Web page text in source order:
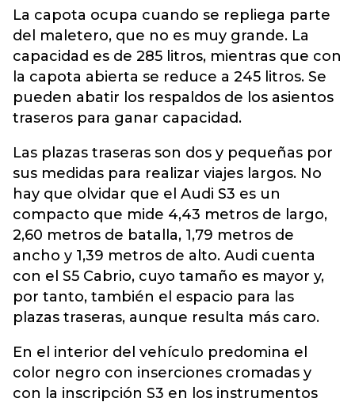
La capota ocupa cuando se repliega parte
del maletero, que no es muy grande. La
capacidad es de 285 litros, mientras que con
la capota abierta se reduce a 245 litros. Se
pueden abatir los respaldos de los asientos
traseros para ganar capacidad.
Las plazas traseras son dos y pequeñas por
sus medidas para realizar viajes largos. No
hay que olvidar que el Audi S3 es un
compacto que mide 4,43 metros de largo,
2,60 metros de batalla, 1,79 metros de
ancho y 1,39 metros de alto. Audi cuenta
con el S5 Cabrio, cuyo tamaño es mayor y,
por tanto, también el espacio para las
plazas traseras, aunque resulta más caro.
En el interior del vehículo predomina el
color negro con inserciones cromadas y
con la inscripción S3 en los instrumentos